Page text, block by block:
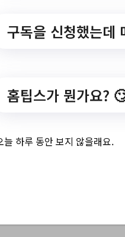
구독을 신청했는데
홈팁스가 뭔가요?
늘 하루 동안 보지 않을래요.